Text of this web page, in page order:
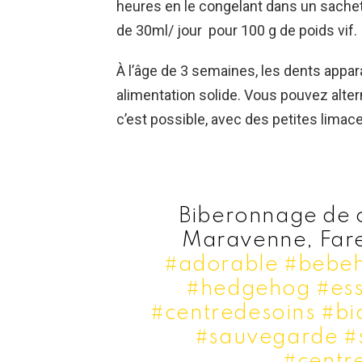
heures en le congelant dans un
de 30ml/ jour pour 100 g de poids vif.
À l’âge de 3 semaines, les dents
alimentation solide. Vous pouvez
c’est possible, avec des petites
Biberonnage de
Maravenne,
#adorable
#hedgehog
#centredesoins
#sauvegarde